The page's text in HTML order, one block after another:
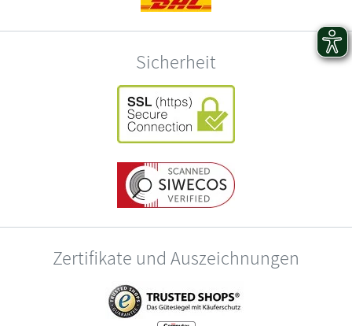
Sicherheit
Zertifikate und Auszeichnungen